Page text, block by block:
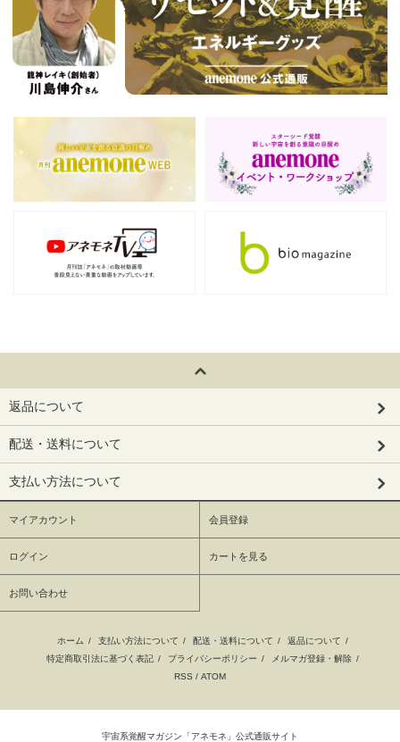
返品について
配送・送料について
支払い方法について
マイアカウント 会員登録
ログイン カートを見る
お問い合わせ
ホーム / 支払い方法について / 配送・送料について / 返品について /
特定商取引法に基づく表記 / プライバシーポリシー / メルマガ登録・解除 /
RSS / ATOM
宇宙系覚醒マガジン「アネモネ」公式通販サイト